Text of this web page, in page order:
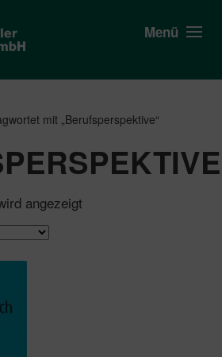
Menü
mit „Berufsperspektive“
angezeigt